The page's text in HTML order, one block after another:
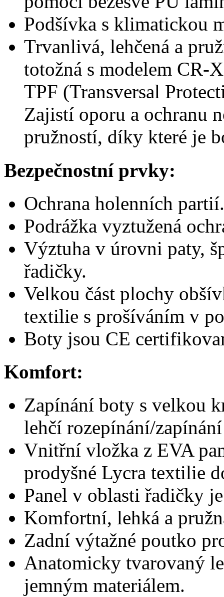
Podšívka s klimatickou
Trvanlivá, lehčená a
totožná s modelem CR-
TPF (Transversal
Zajistí oporu a ochranu
pružností, díky které je
Bezpečnostní prvky:
Ochrana holenních partií.
Podrážka vyztužená
Výztuha v úrovni paty,
řadičky.
Velkou část plochy
textilie s prošíváním v
Boty jsou CE
Komfort:
Zapínání boty s velkou
lehčí rozepínání/
Vnitřní vložka z EVA
prodyšné Lycra textilie
Panel v oblasti řadičky
Komfortní, lehká a
Zadní výtažné poutko
Anatomicky tvarovaný
jemným materiálem.